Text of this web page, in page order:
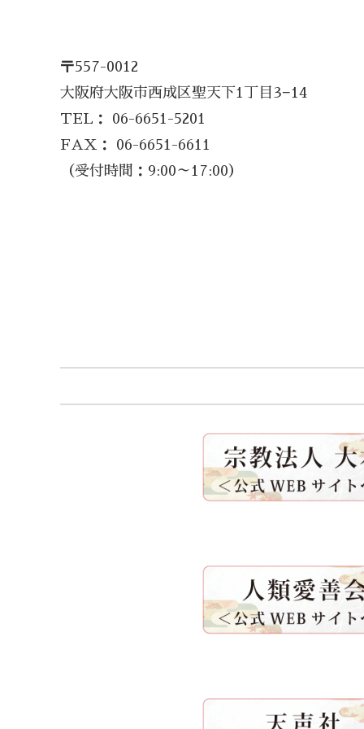
〒557-0012
大阪府大阪市西成区聖天下1丁目3−14
TEL： 06-6651-5201
FAX： 06-6651-6611
（受付時間：9:00～17:00）